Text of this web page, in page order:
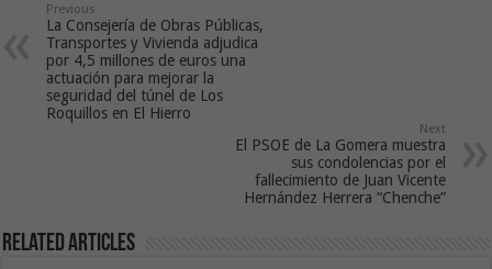
Previous
La Consejería de Obras Públicas,
Transportes y Vivienda adjudica
por 4,5 millones de euros una
actuación para mejorar la
seguridad del túnel de Los
Roquillos en El Hierro
Next
El PSOE de La Gomera muestra
sus condolencias por el
fallecimiento de Juan Vicente
Hernández Herrera “Chenche”
Related Articles